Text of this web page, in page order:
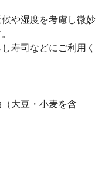
や湿度を考慮し微妙
寿司などにご利用く
大豆・小麦を含